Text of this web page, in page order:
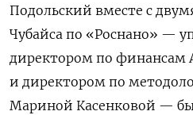
Подольский вместе с
Чубайса по «Роснано» —
директором по финансам
и директором по
Мариной Касенковой —